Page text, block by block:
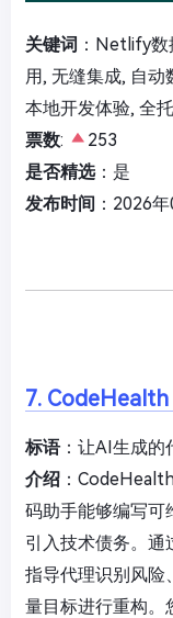
关键词 ：Netlify
用, 无缝集成, 自
本地开发体验, 全
票数:
253
是否精选：是
发布时间 ：2026
7.
标语：让AI生成的
介绍 ：
码助手能够编写可
引入技术债务。
指导代理识别风险
量目标进行重构。